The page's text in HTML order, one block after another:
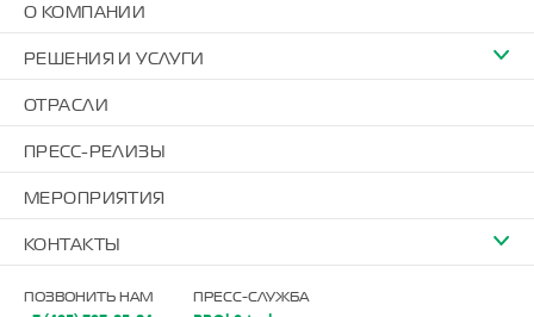
О КОМПАНИИ
РЕШЕНИЯ И УСЛУГИ
ОТРАСЛИ
ПРЕСС-РЕЛИЗЫ
МЕРОПРИЯТИЯ
КОНТАКТЫ
ПОЗВОНИТЬ НАМ ПРЕСС-СЛУЖБА